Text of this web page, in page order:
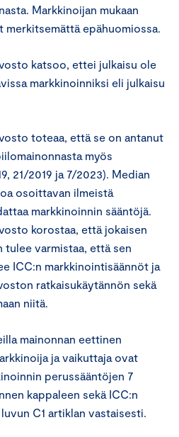
Markkinoijan mukaan
merkitsemättä epähuomiossa.
katsoo, ettei julkaisu ole
markkinoinniksi eli julkaisu
toteaa, että se on antanut
myös
21/2019 ja 7/2023). Median
osoittavan ilmeistä
markkinoinnin sääntöjä.
korostaa, että jokaisen
tulee varmistaa, että sen
ICC:n markkinointisäännöt ja
ratkaisukäytännön sekä
niitä.
mainonnan eettinen
ja vaikuttaja ovat
perussääntöjen 7
kappaleen sekä ICC:n
C1 artiklan vastaisesti.